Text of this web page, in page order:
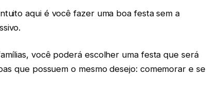
aqui é você fazer uma boa festa sem a
você poderá escolher uma festa que será
que possuem o mesmo desejo: comemorar e se